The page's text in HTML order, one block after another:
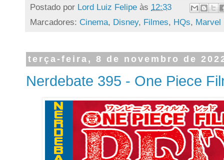
Postado por Lord Luiz Felipe às 12:33
Marcadores: Cinema, Disney, Filmes, HQs, Marvel
terça-feira, 8 de novembro de
Nerdebate 395 - One Piece